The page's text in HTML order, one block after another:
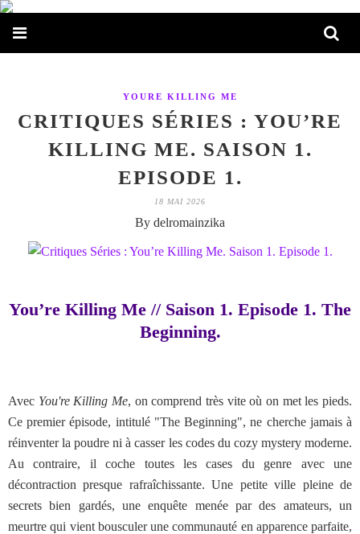
YOURE KILLING ME
CRITIQUES SÉRIES : YOU’RE
KILLING ME. SAISON 1.
EPISODE 1.
18 MAI 2026
By delromainzika
You’re Killing Me // Saison 1. Episode 1. The
Beginning.
Avec You're Killing Me, on comprend très vite où on met les pieds.
Ce premier épisode, intitulé "The Beginning", ne cherche jamais à
réinventer la poudre ni à casser les codes du cozy mystery moderne.
Au contraire, il coche toutes les cases du genre avec une
décontraction presque rafraîchissante. Une petite ville pleine de
secrets bien gardés, une enquête menée par des amateurs, un
meurtre qui vient bousculer une communauté en apparence parfaite,